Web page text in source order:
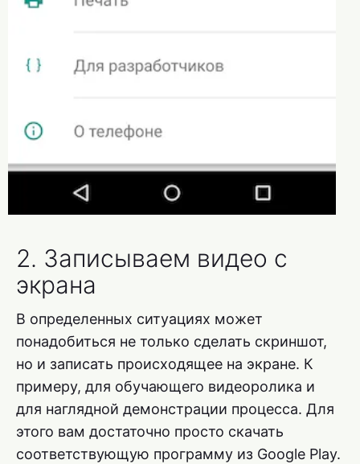
2. Записываем видео с
экрана
В определенных ситуациях может
понадобиться не только сделать скриншот,
но и записать происходящее на экране. К
примеру, для обучающего видеоролика и
для наглядной демонстрации процесса. Для
этого вам достаточно просто скачать
соответствующую программу из Google Play.